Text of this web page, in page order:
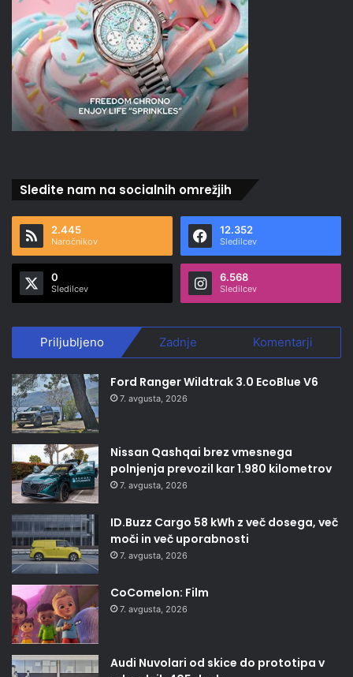
Sledite nam na socialnih omrežjih
2.445
Naročnikov
12.352
Sledilcev
0
Sledilcev
6.568
Sledilcev
Priljubljeno Zadnje Komentarji
Ford Ranger Wildtrak 3.0 EcoBlue V6
7. avgusta, 2026
Nissan Qashqai brez vmesnega
polnjenja prevozil kar 1.980 kilometrov
7. avgusta, 2026
ID.Buzz Cargo 58 kWh z več dosega, več
moči in več uporabnosti
7. avgusta, 2026
CoComelon: Film
7. avgusta, 2026
Audi Nuvolari od skice do prototipa v